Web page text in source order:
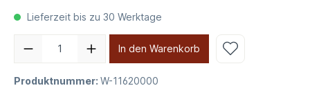
Lieferzeit bis zu 30 Werktage
In den Warenkorb
Produktnummer: W-11620000